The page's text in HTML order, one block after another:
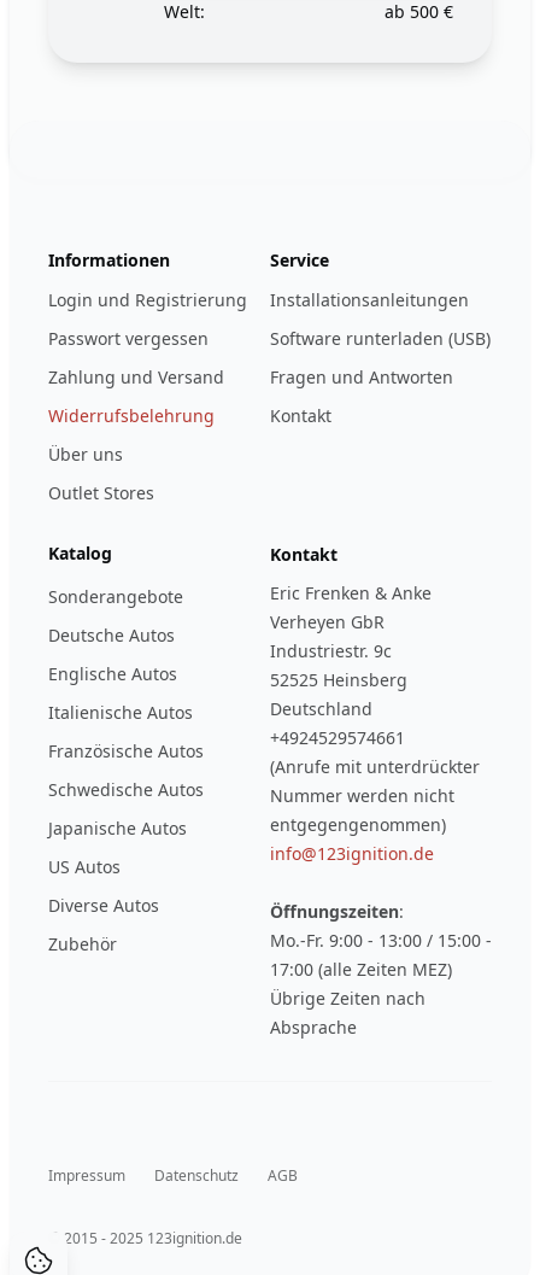
Welt:
ab 500 €
Informationen
Login und Registrierung
Passwort vergessen
Zahlung und Versand
Widerrufsbelehrung
Über uns
Outlet Stores
Service
Installationsanleitungen
Software runterladen (USB)
Fragen und Antworten
Kontakt
Katalog
Sonderangebote
Deutsche Autos
Englische Autos
Italienische Autos
Französische Autos
Schwedische Autos
Japanische Autos
US Autos
Diverse Autos
Zubehör
Kontakt
Eric Frenken & Anke
Verheyen GbR
Industriestr. 9c
52525 Heinsberg
Deutschland
+4924529574661
(Anrufe mit unterdrückter
Nummer werden nicht
entgegengenommen)
info@123ignition.de
Öffnungszeiten:
Mo.-Fr. 9:00 - 13:00 / 15:00 -
17:00 (alle Zeiten MEZ)
Übrige Zeiten nach
Absprache
Impressum Datenschutz AGB
© 2015 - 2025 123ignition.de